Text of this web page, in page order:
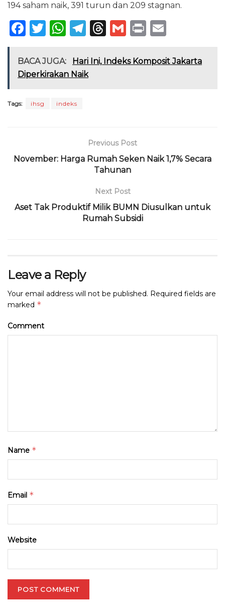
194 saham naik, 391 turun dan 209 stagnan.
F
c
e
o
T
it
te
W
a
ts
p
T
e
g
T
re
G
ai
P
n ai
BACA JUGA:
Hari Ini, Indeks Komposit Jakarta
Diperkirakan Naik
Tags: ihsg indeks
Previous Post
November: Harga Rumah Seken Naik 1,7% Secara
Tahunan
Next Post
Aset Tak Produktif Milik BUMN Diusulkan untuk
Rumah Subsidi
Leave a Reply
Your email address will not be published. Required fields are
marked *
Comment
Name *
Email *
Website